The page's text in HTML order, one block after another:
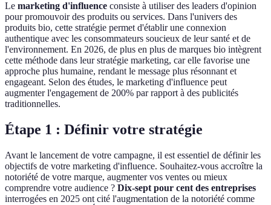
Le marketing d'influence consiste à utiliser des leaders d'opinion
pour promouvoir des produits ou services. Dans l'univers des
produits bio, cette stratégie permet d'établir une connexion
authentique avec les consommateurs soucieux de leur santé et de
l'environnement. En 2026, de plus en plus de marques bio intègrent
cette méthode dans leur stratégie marketing, car elle favorise une
approche plus humaine, rendant le message plus résonnant et
engageant. Selon des études, le marketing d'influence peut
augmenter l'engagement de 200% par rapport à des publicités
traditionnelles.
Étape 1 : Définir votre stratégie
Avant le lancement de votre campagne, il est essentiel de définir les
objectifs de votre marketing d'influence. Souhaitez-vous accroître la
notoriété de votre marque, augmenter vos ventes ou mieux
comprendre votre audience ? Dix-sept pour cent des entreprises
interrogées en 2025 ont cité l'augmentation de la notoriété comme